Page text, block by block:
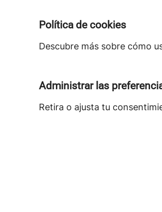
Política de cookies
Descubre más sobre cómo
Administrar las
Retira o ajusta tu